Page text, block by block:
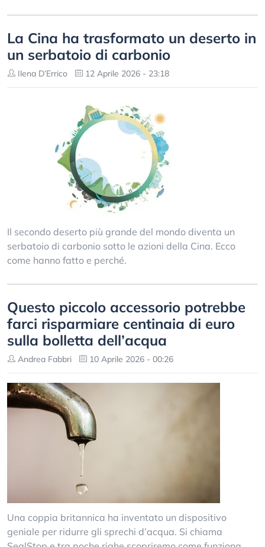
La Cina ha trasformato un deserto in
un serbatoio di carbonio
Ilena D’Errico 12 Aprile 2026 - 23:18
Il secondo deserto più grande del mondo diventa un
serbatoio di carbonio sotto le azioni della Cina. Ecco
come hanno fatto e perché.
Questo piccolo accessorio potrebbe
farci risparmiare centinaia di euro
sulla bolletta dell’acqua
Andrea Fabbri 10 Aprile 2026 - 00:26
Una coppia britannica ha inventato un dispositivo
geniale per ridurre gli sprechi d’acqua. Si chiama